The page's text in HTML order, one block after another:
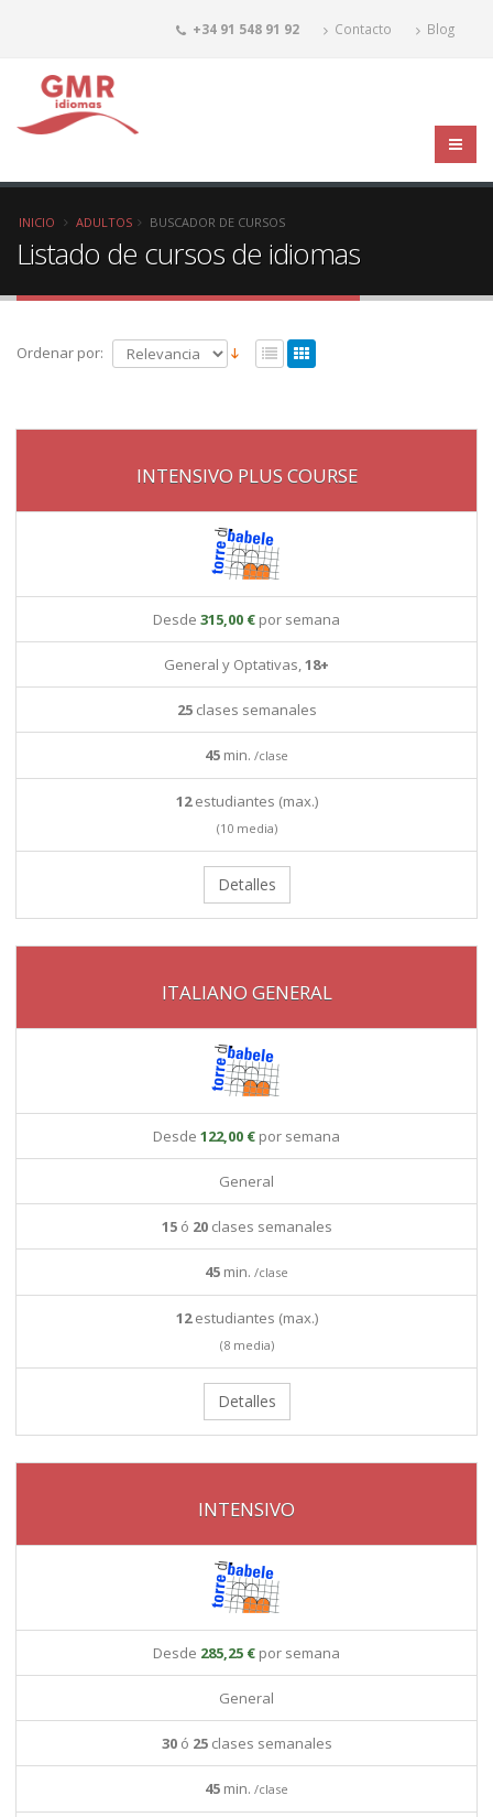
+34 91 548 91 92 Contacto Blog
INICIO ADULTOS BUSCADOR DE CURSOS
Listado de cursos de idiomas
Ordenar por:
INTENSIVO PLUS COURSE
Desde 315,00 € por semana
General y Optativas,18+
25clases semanales
45 min. /clase
12estudiantes (max.)
(10 media)
Detalles
ITALIANO GENERAL
Desde 122,00 € por semana
General
15ó 20clases semanales
45 min. /clase
12estudiantes (max.)
(8 media)
Detalles
INTENSIVO
Desde 285,25 € por semana
General
30ó 25clases semanales
45 min. /clase